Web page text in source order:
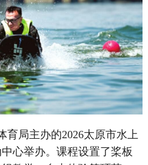
局主办的2026太原市水上
心举办。课程设置了桨板